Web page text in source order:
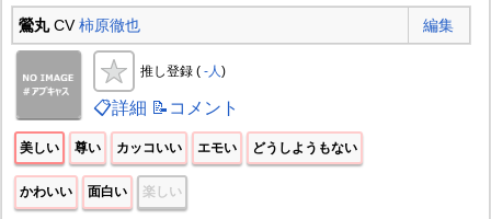
鶯丸CV柿原徹也 編集
推し登録 ( -人)
📋詳細 📝コメント
美しい 尊い カッコいい エモい どうしようもない
かわいい 面白い 楽しい